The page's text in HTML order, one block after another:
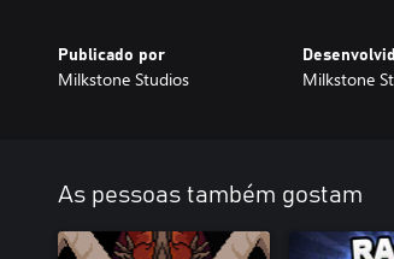
focar em simplicidade e diversão. Prepare-
Publicado por
Milkstone Studios Milkstone
As pessoas também gostam